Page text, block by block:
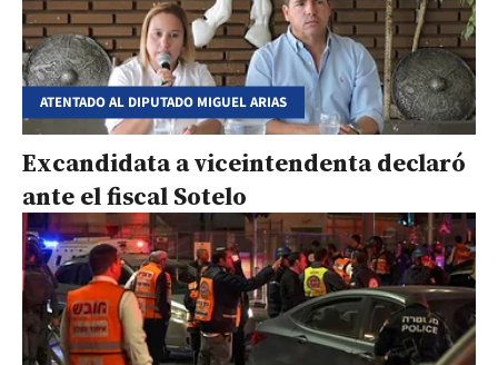
ATENTADO AL DIPUTADO MIGUEL ARIAS
Excandidata a viceintendenta declaró
ante el fiscal Sotelo